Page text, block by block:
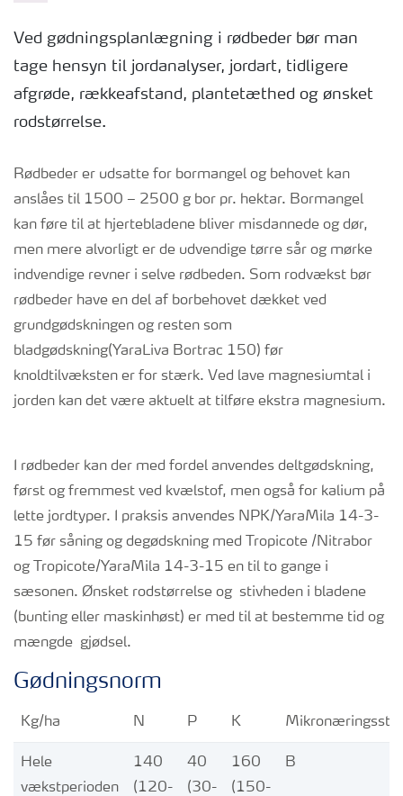
Ved gødningsplanlægning i rødbeder bør man
tage hensyn til jordanalyser, jordart, tidligere
afgrøde, rækkeafstand, plantetæthed og ønsket
rodstørrelse.
Rødbeder er udsatte for bormangel og behovet kan
anslåes til 1500 – 2500 g bor pr. hektar. Bormangel
kan føre til at hjertebladene bliver misdannede og dør,
men mere alvorligt er de udvendige tørre sår og mørke
indvendige revner i selve rødbeden. Som rodvækst bør
rødbeder have en del af borbehovet dækket ved
grundgødskningen og resten som
bladgødskning(YaraLiva Bortrac 150) før
knoldtilvæksten er for stærk. Ved lave magnesiumtal i
jorden kan det være aktuelt at tilføre ekstra magnesium.
I rødbeder kan der med fordel anvendes deltgødskning,
først og fremmest ved kvælstof, men også for kalium på
lette jordtyper. I praksis anvendes NPK/YaraMila 14-3-
15 før såning og degødskning med Tropicote /Nitrabor
og Tropicote/YaraMila 14-3-15 en til to gange i
sæsonen. Ønsket rodstørrelse og stivheden i bladene
(bunting eller maskinhøst) er med til at bestemme tid og
mængde gjødsel.
Gødningsnorm
Kg/ha N P K
Hele
vækstperioden
140
(120-
40
(30-
160
(150-
B